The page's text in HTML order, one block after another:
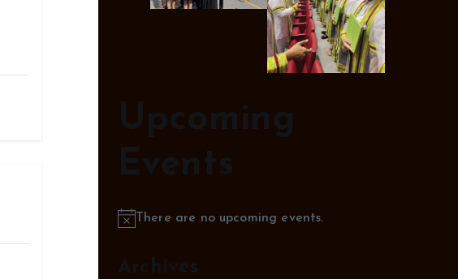
Upcoming
Events
N
t
There are no upcoming events.
Archives